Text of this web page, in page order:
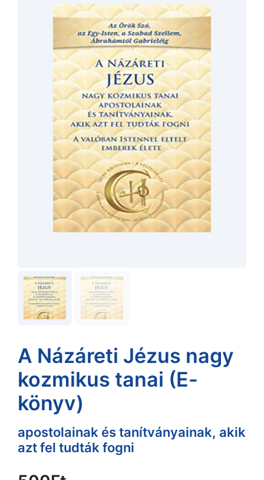
A Názáreti Jézus nagy
kozmikus tanai (E-
könyv)
apostolainak és tanítványainak, akik
azt fel tudták fogni